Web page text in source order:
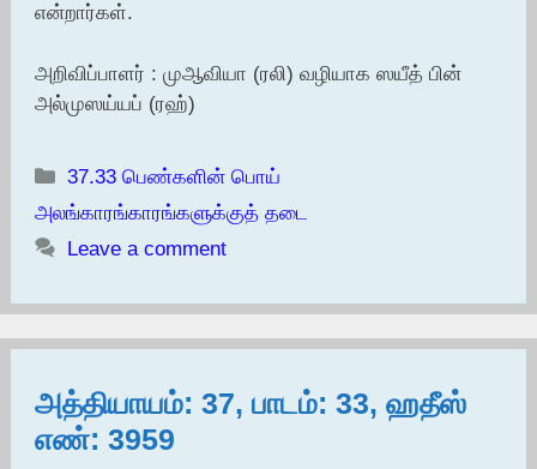
என்றார்கள்.
அறிவிப்பாளர் : முஆவியா (ரலி) வழியாக ஸயீத் பின்
அல்முஸய்யப் (ரஹ்)
Categories
37.33 பெண்களின் பொய்
அலங்காரங்காரங்களுக்குத் தடை
Leave a comment
அத்தியாயம்: 37, பாடம்: 33, ஹதீஸ்
எண்: 3959